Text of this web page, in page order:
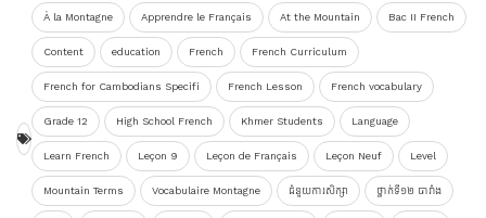
À la Montagne Apprendre le Français At the Mountain Bac II French
Content education French French Curriculum
French for Cambodians Specifi French Lesson French vocabulary
Grade 12 High School French Khmer Students Language
Learn French Leçon 9 Leçon de Français Leçon Neuf Level
Mountain Terms Vocabulaire Montagne ជំនួយការសិក្សា ថ្នាក់ទី១២ បារាំង